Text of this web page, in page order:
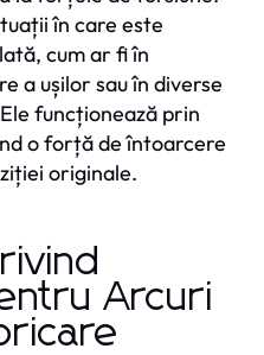
în care este
cum ar fi în
a ușilor sau în diverse
funcționează prin
o forță de întoarcere
originale.
Arcuri